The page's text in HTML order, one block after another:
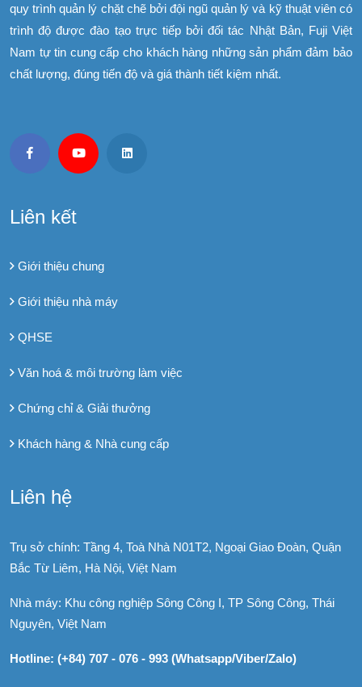
quy trình quản lý chặt chẽ bởi đội ngũ quản lý và kỹ thuật viên có
trình độ được đào tạo trực tiếp bởi đối tác Nhật Bản, Fuji Việt
Nam tự tin cung cấp cho khách hàng những sản phẩm đảm bảo
chất lượng, đúng tiến độ và giá thành tiết kiệm nhất.
Liên kết
Giới thiệu chung
Giới thiệu nhà máy
QHSE
Văn hoá & môi trường làm việc
Chứng chỉ & Giải thưởng
Khách hàng & Nhà cung cấp
Liên hệ
Trụ sở chính: Tầng 4, Toà Nhà N01T2, Ngoại Giao Đoàn, Quận
Bắc Từ Liêm, Hà Nội, Việt Nam
Nhà máy: Khu công nghiệp Sông Công I, TP Sông Công, Thái
Nguyên, Việt Nam
Hotline: (+84) 707 - 076 - 993 (Whatsapp/Viber/Zalo)